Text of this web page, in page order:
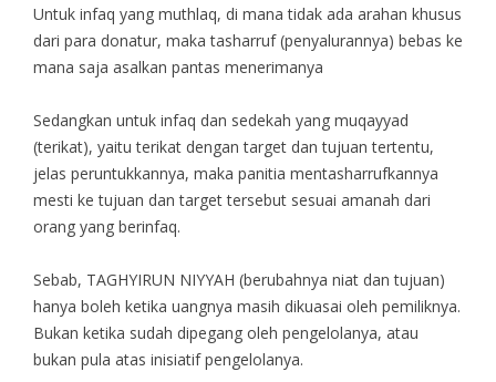
Untuk infaq yang muthlaq, di mana tidak ada arahan khusus
dari para donatur, maka tasharruf (penyalurannya) bebas ke
mana saja asalkan pantas menerimanya
Sedangkan untuk infaq dan sedekah yang muqayyad
(terikat), yaitu terikat dengan target dan tujuan tertentu,
jelas peruntukkannya, maka panitia mentasharrufkannya
mesti ke tujuan dan target tersebut sesuai amanah dari
orang yang berinfaq.
Sebab, TAGHYIRUN NIYYAH (berubahnya niat dan tujuan)
hanya boleh ketika uangnya masih dikuasai oleh pemiliknya.
Bukan ketika sudah dipegang oleh pengelolanya, atau
bukan pula atas inisiatif pengelolanya.